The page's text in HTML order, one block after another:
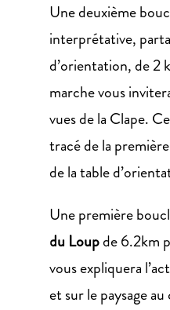
Une deuxième
interprétative,
d’orientation, de
marche vous
vues de la Clape.
tracé de la
de la table
Une première
du Loupde 6.2km
vous expliquera
et sur le paysage